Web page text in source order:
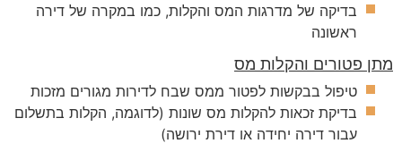
בדיקה של מדרגות המס והקלות, כמו במקרה של דירה
ראשונה
מתן פטורים והקלות מס
טיפול בבקשות לפטור ממס שבח לדירות מגורים מזכות
בדיקת זכאות להקלות מס שונות (לדוגמה, הקלות בתשלום
עבור דירה יחידה או דירת ירושה)